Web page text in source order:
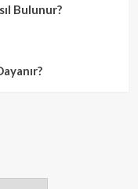
Bulunur?